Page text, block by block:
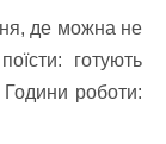
де можна не
готують
Години роботи: